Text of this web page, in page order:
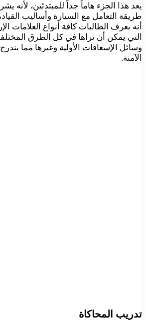
يعد هذا الجزء هاماً جداً للمبتدئين، لأنه
طريقة التعامل مع السيارة وأساليب
أنه يعرف الطالبات كافة أنواع العلامات
التي يمكن أن تراها في كل الطرق
وسائل الإسعافات الأولية وغيرها مما
الآمنة.
تدريب المحاكاة